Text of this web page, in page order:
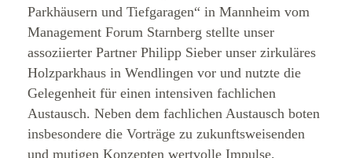
Parkhäusern und Tiefgaragen“ in Mannheim vom
Management Forum Starnberg stellte unser
assoziierter Partner Philipp Sieber unser zirkuläres
Holzparkhaus in Wendlingen vor und nutzte die
Gelegenheit für einen intensiven fachlichen
Austausch. Neben dem fachlichen Austausch boten
insbesondere die Vorträge zu zukunftsweisenden
und mutigen Konzepten wertvolle Impulse.